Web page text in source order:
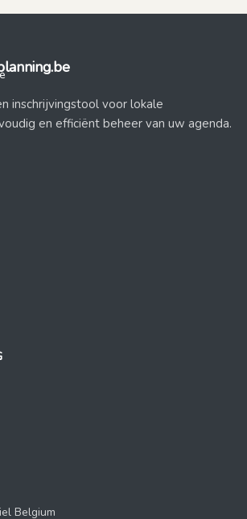
inschrijvingstool voor lokale
en efficiënt beheer van uw agenda.
Belgium